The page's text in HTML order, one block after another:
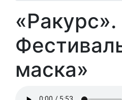
«Ракурс».
маска»